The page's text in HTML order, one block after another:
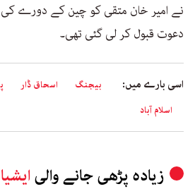
نے امیر خان متقی کو چین کے دورے کی
دعوت قبول کر لی گئی تھی۔
اسی بارے میں: بیجنگ اسحاق ڈار
اسلام آباد
زیادہ پڑھی جانے والیایشیا